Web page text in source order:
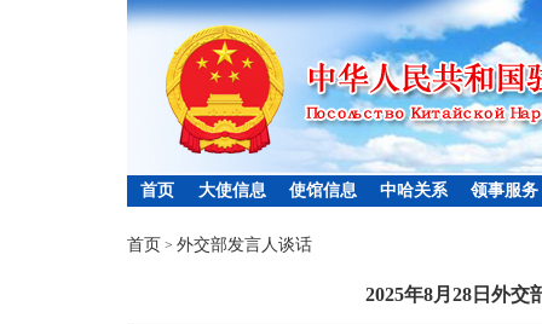
首页 大使信息 使馆信息 中哈关系 领事服务
首页 > 外交部发言人谈话
2025年8月28日外交